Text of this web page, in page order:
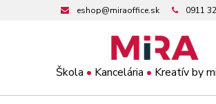
Škola • Kancelária • Kreatív by
eshop@miraoffice.sk 0911